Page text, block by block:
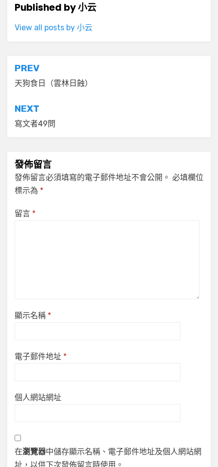
Published by小云
View all posts by 小云
文
章
導
覽
PREV
天狗食日（雲林日蝕）
NEXT
寫文者49問
發佈留言
發佈留言必須填寫的電子郵件地址不會公開。 必填欄位
標示為 *
留言 *
顯示名稱 *
電子郵件地址 *
個人網站網址
在瀏覽器中儲存顯示名稱、電子郵件地址及個人網站網
址，以供下次發佈留言時使用。